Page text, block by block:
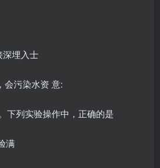
深埋入士
会污染水资 意:
下列实验操作中，正确的是
满